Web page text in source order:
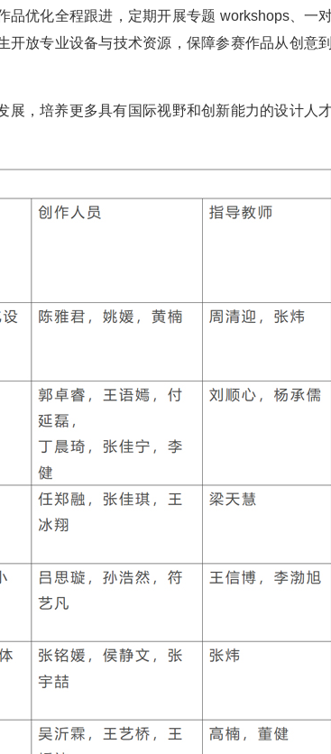
品优化全程跟进，定期开展专题 workshops、一
放专业设备与技术资源，保障参赛作品从创意
展，培养更多具有国际视野和创新能力的设计人